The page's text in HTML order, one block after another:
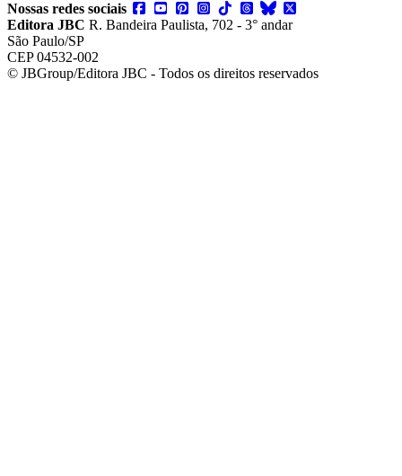
Nossas redes sociais
Editora JBC R. Bandeira Paulista, 702 - 3° andar
São Paulo/SP
CEP 04532-002
© JBGroup/Editora JBC - Todos os direitos reservados